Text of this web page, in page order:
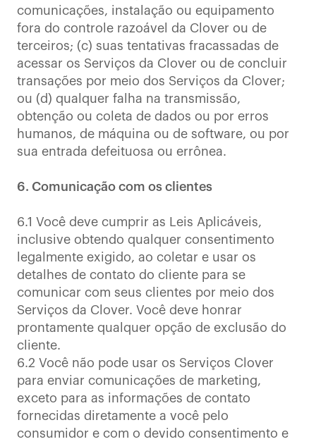
comunicações, instalação ou equipamento
fora do controle razoável da Clover ou de
terceiros; (c) suas tentativas fracassadas de
acessar os Serviços da Clover ou de concluir
transações por meio dos Serviços da Clover;
ou (d) qualquer falha na transmissão,
obtenção ou coleta de dados ou por erros
humanos, de máquina ou de software, ou por
sua entrada defeituosa ou errônea.
6. Comunicação com os clientes
6.1 Você deve cumprir as Leis Aplicáveis,
inclusive obtendo qualquer consentimento
legalmente exigido, ao coletar e usar os
detalhes de contato do cliente para se
comunicar com seus clientes por meio dos
Serviços da Clover. Você deve honrar
prontamente qualquer opção de exclusão do
cliente.
6.2 Você não pode usar os Serviços Clover
para enviar comunicações de marketing,
exceto para as informações de contato
fornecidas diretamente a você pelo
consumidor e com o devido consentimento e